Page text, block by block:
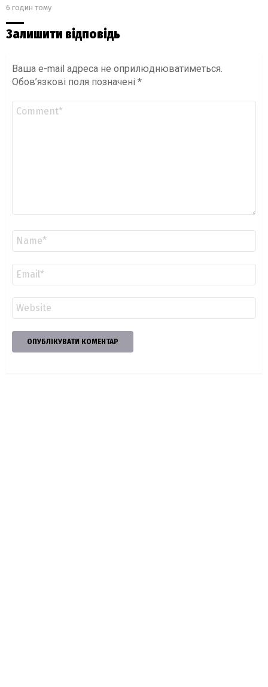
6 годин тому
Залишити відповідь
Ваша e-mail адреса не оприлюднюватиметься.
Обов’язкові поля позначені *